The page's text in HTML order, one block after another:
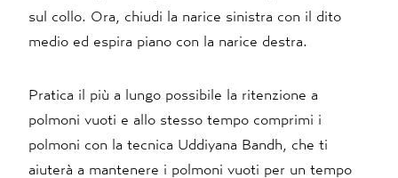
sul collo. Ora, chiudi la narice sinistra con il dito
medio ed espira piano con la narice destra.
Pratica il più a lungo possibile la ritenzione a
polmoni vuoti e allo stesso tempo comprimi i
polmoni con la tecnica Uddiyana Bandh, che ti
aiuterà a mantenere i polmoni vuoti per un tempo